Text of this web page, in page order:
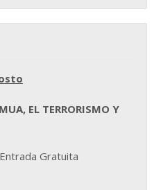
EL TERRORISMO Y
Gratuita